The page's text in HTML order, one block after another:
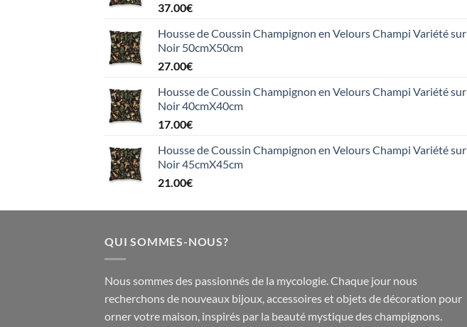
37.00€
Housse de Coussin Champignon en Velours Champi Variété sur
Noir 50cmX50cm
27.00€
Housse de Coussin Champignon en Velours Champi Variété sur
Noir 40cmX40cm
17.00€
Housse de Coussin Champignon en Velours Champi Variété sur
Noir 45cmX45cm
21.00€
QUI SOMMES-NOUS?
Nous sommes des passionnés de la mycologie. Chaque jour nous
recherchons de nouveaux bijoux accessoireset objets dedécoration pour
orner votre maison, inspirés par la beauté mystique des champignons.